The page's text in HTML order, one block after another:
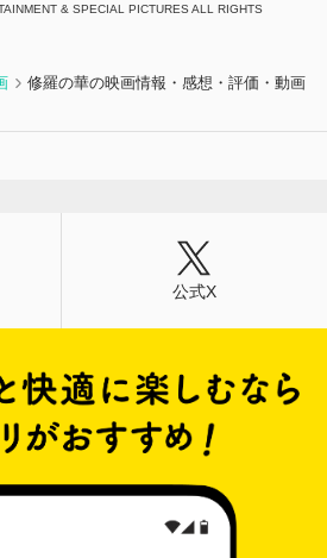
& SPECIAL PICTURES ALL RIGHTS
修羅の華の映画情報・感想・評価・動画
公式X